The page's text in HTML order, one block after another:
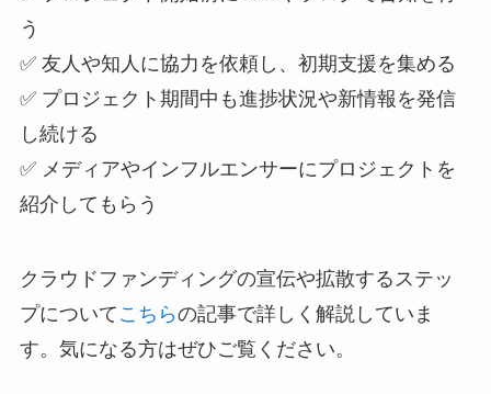
う
✅ 友人や知人に協力を依頼し、初期支援を集める
✅ プロジェクト期間中も進捗状況や新情報を発信
し続ける
✅ メディアやインフルエンサーにプロジェクトを
紹介してもらう
クラウドファンディングの宣伝や拡散するステッ
プについて こちらの記事で詳しく解説していま
す。気になる方はぜひご覧ください。